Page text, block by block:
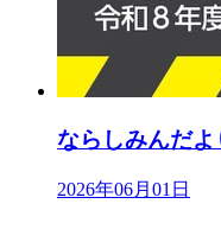
ならしみんだよ
2026年06月01日